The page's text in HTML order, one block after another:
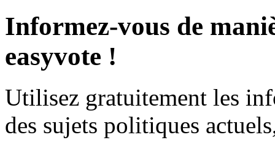
Informez-vous de
easyvote !
Utilisez gratuitement les
des sujets politiques